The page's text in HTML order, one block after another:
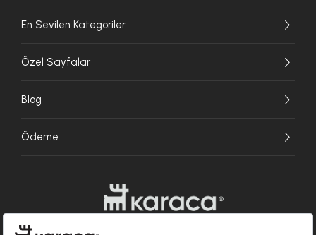
En Sevilen Kategoriler
Özel Sayfalar
Blog
Ödeme